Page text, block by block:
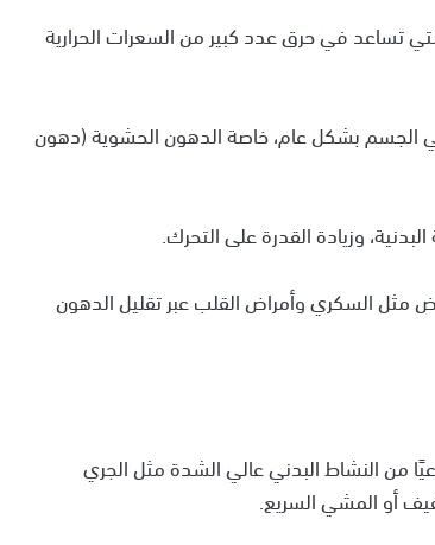
تساعد في حرق عدد كبير من السعرات الحرارية
الجسم بشكل عام، خاصة الدهون الحشوية (دهون
مثل السكري وأمراض القلب عبر تقليل الدهون
البالغون بممارسة 75 دقيقة أسبوعيًا من النشاط البدني عالي الشدة مثل الجري